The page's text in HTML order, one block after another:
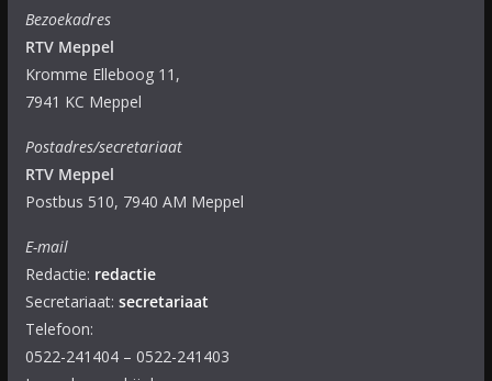
Bezoekadres
RTV Meppel
Kromme Elleboog 11,
7941 KC Meppel
Postadres/secretariaat
RTV Meppel
Postbus 510, 7940 AM Meppel
E-mail
Redactie: redactie
Secretariaat: secretariaat
Telefoon:
0522-241404 – 0522-241403